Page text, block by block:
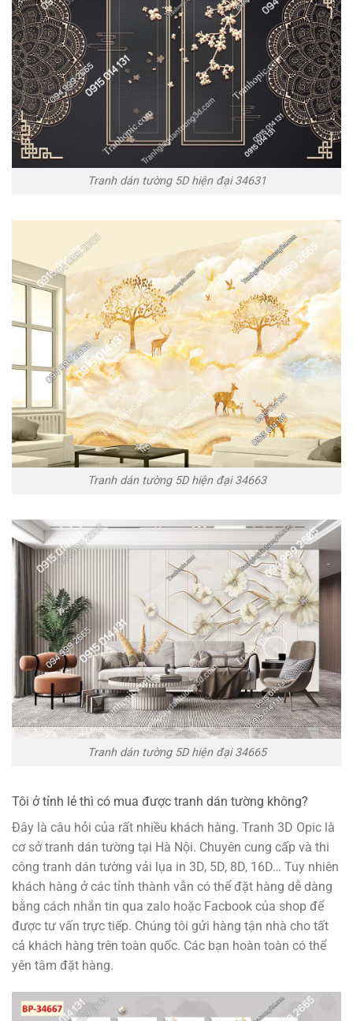
Tranh dán tường 5D hiện đại 34631
Tranh dán tường 5D hiện đại 34663
Tranh dán tường 5D hiện đại 34665
Tôi ở tỉnh lẻ thì có mua được tranh dán tường không?
Đây là câu hỏi của rất nhiều khách hàng. Tranh 3D Opic là
cơ sở tranh dán tường tại Hà Nội. Chuyên cung cấp và thi
công tranh dán tường vải lụa in 3D, 5D, 8D, 16D… Tuy nhiên
khách hàng ở các tỉnh thành vẫn có thể đặt hàng dễ dàng
bằng cách nhắn tin qua zalo hoặc Facbook của shop để
được tư vấn trực tiếp. Chúng tôi gửi hàng tận nhà cho tất
cả khách hàng trên toàn quốc. Các bạn hoàn toàn có thể
yên tâm đặt hàng.